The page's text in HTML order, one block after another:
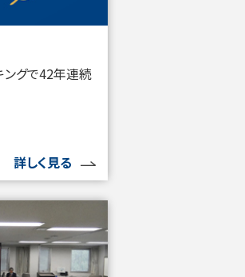
グで42年連続
詳しく見る